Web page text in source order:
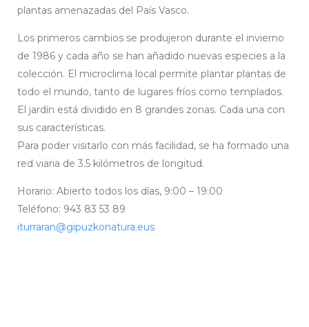
plantas amenazadas del País Vasco.
Los primeros cambios se produjeron durante el invierno
de 1986 y cada año se han añadido nuevas especies a la
colección. El microclima local permite plantar plantas de
todo el mundo, tanto de lugares fríos como templados.
El jardín está dividido en 8 grandes zonas. Cada una con
sus características.
Para poder visitarlo con más facilidad, se ha formado una
red viaria de 3.5 kilómetros de longitud.
Horario: Abierto todos los días, 9:00 – 19:00
Teléfono: 943 83 53 89
iturraran@gipuzkonatura.eus